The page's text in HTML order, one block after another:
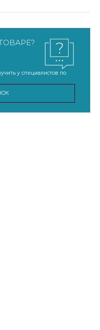
у специалистов по